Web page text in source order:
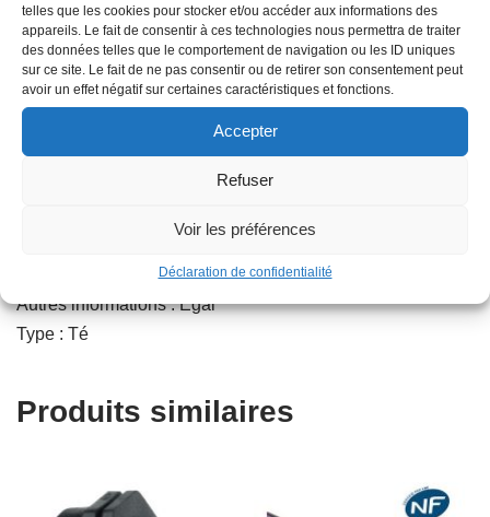
telles que les cookies pour stocker et/ou accéder aux informations des
appareils. Le fait de consentir à ces technologies nous permettra de traiter
des données telles que le comportement de navigation ou les ID uniques
sur ce site. Le fait de ne pas consentir ou de retirer son consentement peut
avoir un effet négatif sur certaines caractéristiques et fonctions.
Accepter
Refuser
Voir les préférences
Déclaration de confidentialité
Matière : Plastique
Autres informations : Egal
Type : Té
Produits similaires